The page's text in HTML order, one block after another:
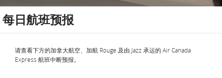
每日航班预报
请查看下方的加拿大航空、加航 Rouge 及由 Jazz 承运的 Air Canada
Express 航班中断预报。